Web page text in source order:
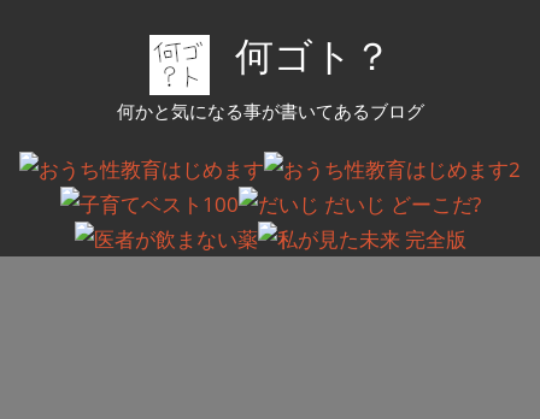
ツ
キ
何ゴト？
何かと気になる事が書いてあるブログ